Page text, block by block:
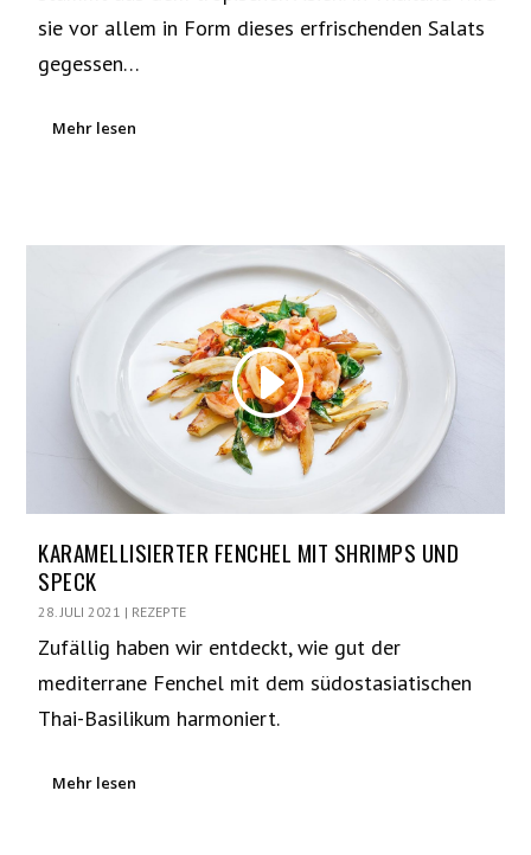
sie vor allem in Form dieses erfrischenden Salats
gegessen…
Mehr lesen
KARAMELLISIERTER FENCHEL MIT SHRIMPS UND
SPECK
28. JULI 2021 | REZEPTE
Zufällig haben wir entdeckt, wie gut der
mediterrane Fenchel mit dem südostasiatischen
Thai-Basilikum harmoniert.
Mehr lesen